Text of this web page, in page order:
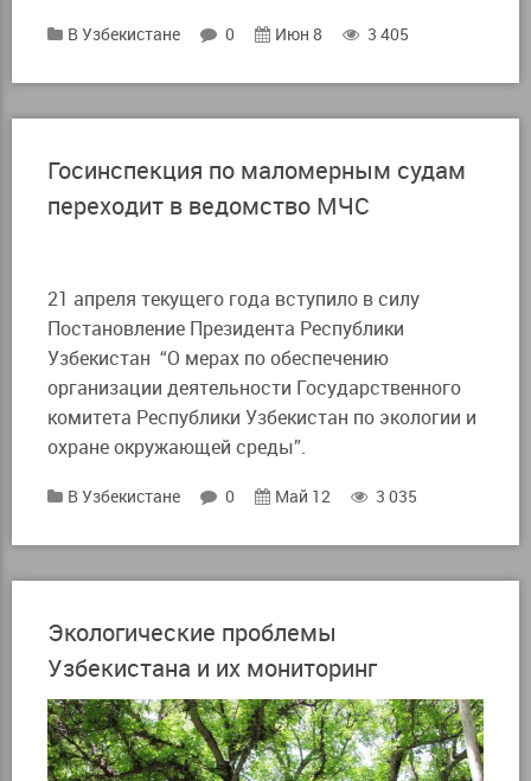
В Узбекистане 0 Июн 8 3 405
Госинспекция по маломерным судам
переходит в ведомство МЧС
21 апреля текущего года вступило в силу
Постановление Президента Республики
Узбекистан “О мерах по обеспечению
организации деятельности Государственного
комитета Республики Узбекистан по экологии и
охране окружающей среды”.
В Узбекистане 0 Май 12 3 035
Экологические проблемы
Узбекистана и их мониторинг